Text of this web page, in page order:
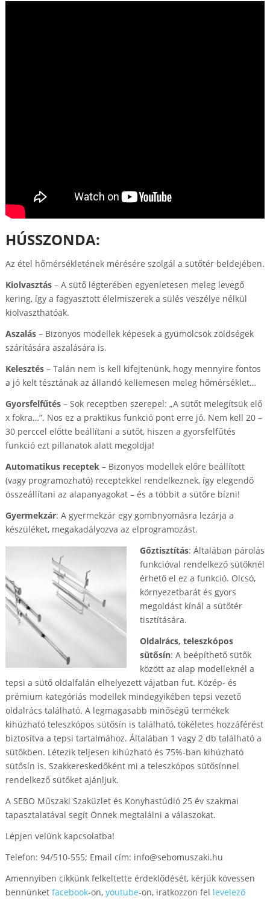
HÚSSZONDA:
Az étel hőmérsékletének mérésére szolgál a sütőtér beldejében.
Kiolvasztás– A sütő légterében egyenletesen meleg levegő
kering, így a fagyasztott élelmiszerek a sülés veszélye nélkül
kiolvaszthatóak.
Aszalás– Bizonyos modellek képesek a gyümölcsök zöldségek
szárítására aszalására is.
Kelesztés– Talán nem is kell kifejtenünk, hogy mennyire fontos
a jó kelt tésztának az állandó kellemesen meleg hőmérséklet…
Gyorsfelfűtés– Sok receptben szerepel: „A sütőt melegítsük elő
x fokra…”. Nos ez a praktikus funkció pont erre jó. Nem kell 20 –
30 perccel előtte beállítani a sütőt, hiszen a gyorsfelfűtés
funkció ezt pillanatok alatt megoldja!
Automatikus receptek– Bizonyos modellek előre beállított
(vagy programozható) receptekkel rendelkeznek, így elegendő
összeállítani az alapanyagokat – és a többit a sütőre bízni!
Gyermekzár: A gyermekzár egy gombnyomásra lezárja a
készüléket, megakadályozva az elprogramozást.
Gőztisztítás: Általában párolás
funkcióval rendelkező sütőknél
érhető el ez a funkció. Olcsó,
környezetbarát és gyors
megoldást kínál a sütőtér
tisztítására.
Oldalrács, teleszkópos
sütősín: A beépíthető sütők
között az alap modelleknél a
tepsi a sütő oldalfalán elhelyezett vájatban fut. Közép- és
prémium kategóriás modellek mindegyikében tepsi vezető
oldalrács található. A legmagasabb minőségű termékek
kihúzható teleszkópos sütősín is található, tökéletes hozzáférést
biztosítva a tepsi tartalmához. Általában 1 vagy 2 db található a
sütőkben. Létezik teljesen kihúzható és 75%-ban kihúzható
sütősín is. Szakkereskedőként mi a teleszkópos sütősínnel
rendelkező sütőket ajánljuk.
A SEBO Műszaki Szaküzlet és Konyhastúdió 25 év szakmai
tapasztalatával segít Önnek megtalálni a válaszokat.
Lépjen velünk kapcsolatba!
Telefon: 94/510-555; Email cím: info@sebomuszaki.hu
Amennyiben cikkünk felkeltette érdeklődését, kérjük kövessen
bennünket facebook-on, youtube-on, iratkozzon fel levelező